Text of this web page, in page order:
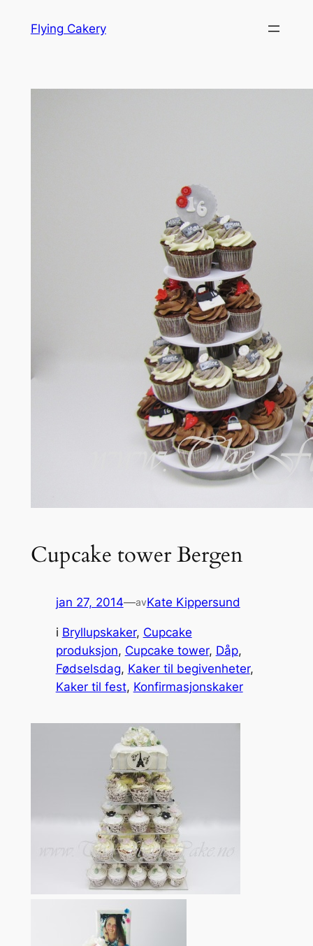
Flying Cakery
Cupcake tower Bergen
jan 27, 2014—avKate Kippersund
i Bryllupskaker, Cupcake
produksjon, Cupcake tower, Dåp
Fødselsdag, Kaker til begivenheter
Kaker til fest, Konfirmasjonskaker